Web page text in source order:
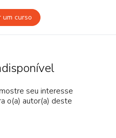
um curso
seu interesse
o(a) autor(a) deste